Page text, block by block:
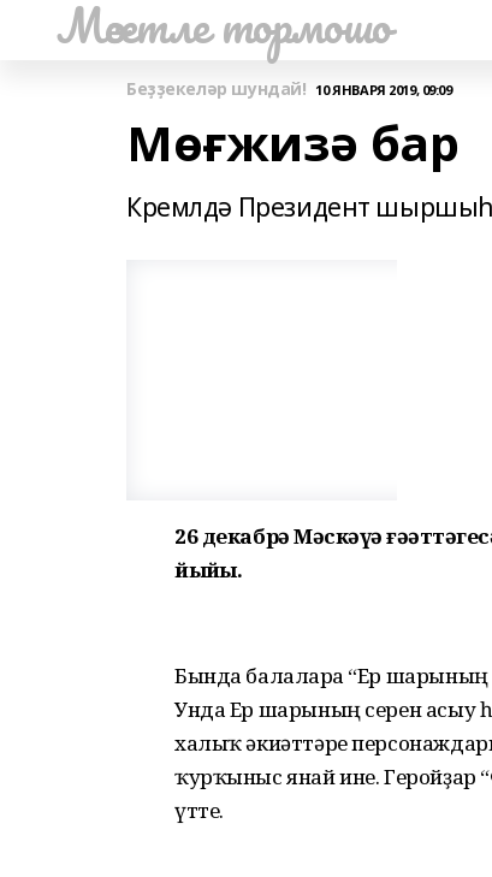
Мәсетле тормошо
Беҙҙекеләр шундай! 10 ЯНВАРЯ 2019, 09:09
Мөғжизә бар
Кремлдә Президент
26 декабрҙә Мәскәүҙә
йыйҙы.
Бында балаларға “Ер шарының
Унда Ер шарының серен асыу
халыҡ әкиәттәре
ҡурҡыныс янай ине. Геройҙар
үтте.